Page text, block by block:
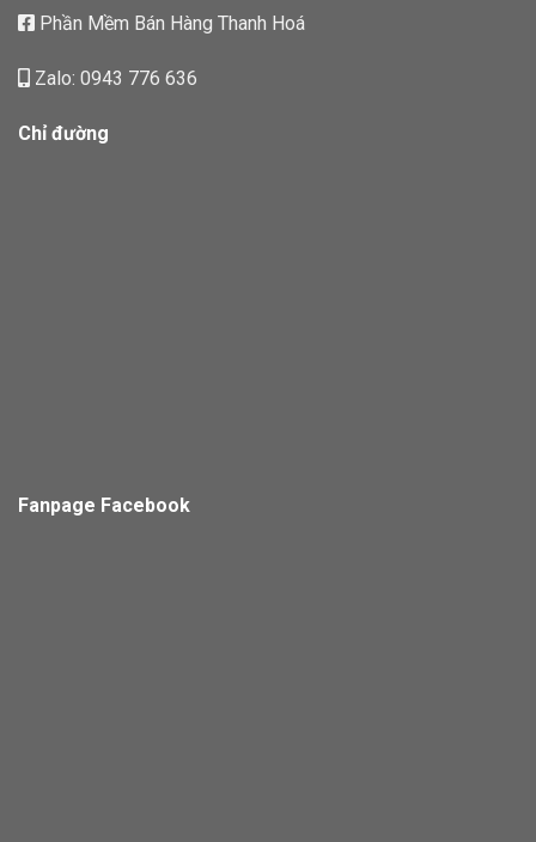
Phần Mềm Bán Hàng Thanh Hoá
Zalo: 0943 776 636
Chỉ đường
Fanpage Facebook